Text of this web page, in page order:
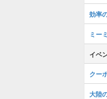
効率
ミー
イベ
クー
大陸